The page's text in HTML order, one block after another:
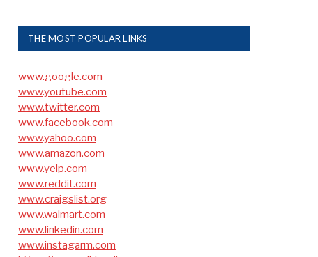
THE MOST POPULAR LINKS
www.google.com
www.youtube.com
www.twitter.com
www.facebook.com
www.yahoo.com
www.amazon.com
www.yelp.com
www.reddit.com
www.craigslist.org
www.walmart.com
www.linkedin.com
www.instagarm.com